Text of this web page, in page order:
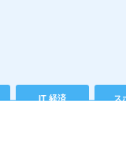
IT 経済 ス